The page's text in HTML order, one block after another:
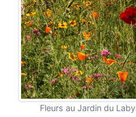
Fleurs au Jardin du